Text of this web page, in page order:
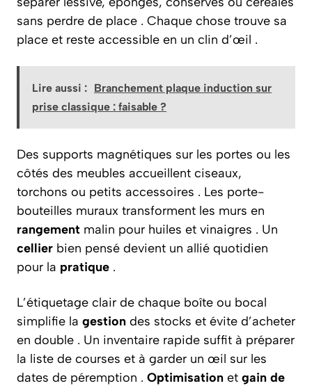
sans perdre de place . Chaque chose trouve sa
place et reste accessible en un clin d’œil .
Lire aussi : Branchement plaque induction sur
prise classique : faisable ?
Des supports magnétiques sur les portes ou les
côtés des meubles accueillent ciseaux,
torchons ou petits accessoires . Les porte-
bouteilles muraux transforment les murs en
rangement malin pour huiles et vinaigres . Un
cellier bien pensé devient un allié quotidien
pour la pratique .
L’étiquetage clair de chaque boîte ou bocal
simplifie la gestion des stocks et évite d’acheter
en double . Un inventaire rapide suffit à préparer
la liste de courses et à garder un œil sur les
dates de péremption . Optimisation et gain de